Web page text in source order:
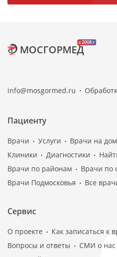
c 2008 г
МОСГОРМЕД
info@mosgormed.ru
Пациенту
Врачи Услуги Врачи на дом
Клиники
Диагностики
Врачи по районам
Врачи по
Врачи Подмосковья
Все
Сервис
О проекте Как записаться к
Вопросы и ответы
СМИ о нас